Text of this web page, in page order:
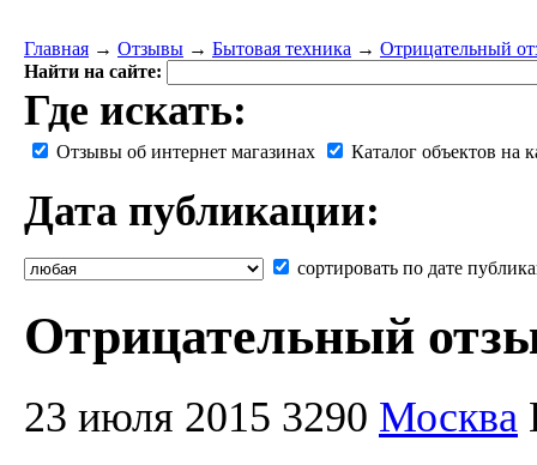
Главная → Отзывы → Бытовая техника → Отрицательный
Найти на сайте:
Где искать:
Отзывы об интернет магазинах Каталог объектов на
Дата публикации:
сортировать по дате
Отрицательный
23 июля 2015 3290 Москва